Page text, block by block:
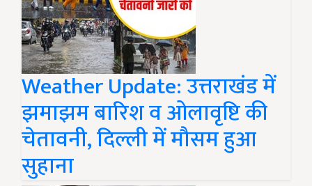
Weather Update: उत्तराखंड में
झमाझम बारिश व ओलावृष्टि की
चेतावनी, दिल्ली में मौसम हुआ
सुहाना